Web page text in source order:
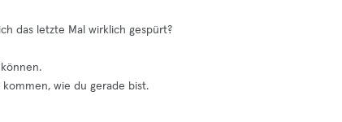
das letzte Mal wirklich gespürt?
kommen, wie du gerade bist.